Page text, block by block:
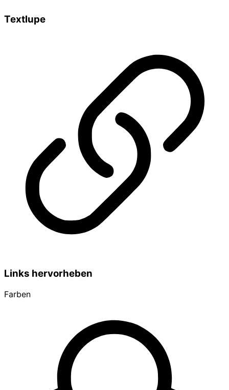
Textlupe
Links hervorheben
Farben